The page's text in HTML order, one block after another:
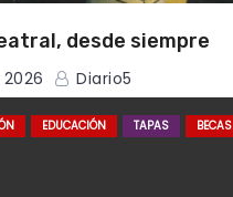
desde siempre
Diario5
EDUCACIÓN TAPAS BECAS